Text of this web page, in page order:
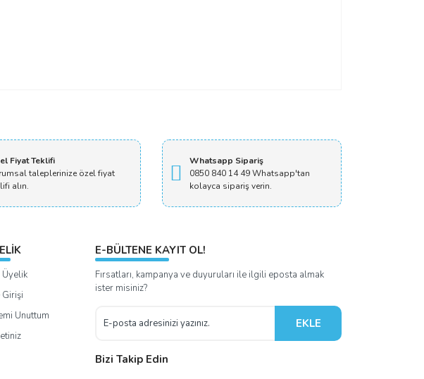
Fiyat Teklifi
taleplerinize özel fiyat
alın.
Whatsapp Sipariş
0850 840 14 49 Whatsapp'tan
kolayca sipariş verin.
Üyelik
Girişi
Unuttum
E-BÜLTENE KAYIT OL!
Fırsatları, kampanya ve duyuruları ile ilgili eposta almak
ister misiniz?
EKLE
Bizi Takip Edin